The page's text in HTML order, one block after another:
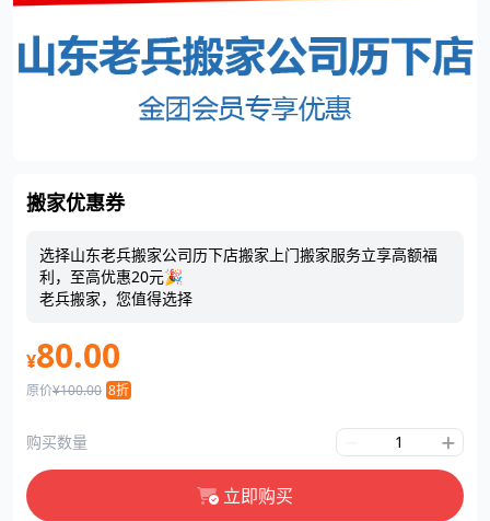
搬家优惠券
选择山东老兵搬家公司历下店搬家上门搬家服务立享高额福
利，至高优惠20元🎉
老兵搬家，您值得选择
¥80.00
原价¥100.00 8折
购买数量
立即购买